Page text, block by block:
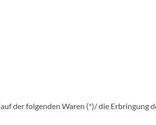
der folgenden Waren (*)/ die Erbringung